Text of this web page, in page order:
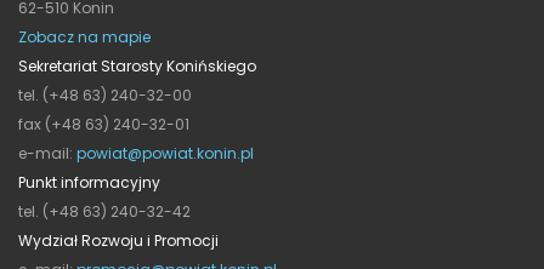
62-510 Konin
Zobacz na mapie
Sekretariat Starosty Konińskiego
tel. (+48 63) 240-32-00
fax (+48 63) 240-32-01
e-mail: powiat@powiat.konin.pl
Punkt informacyjny
tel. (+48 63) 240-32-42
Wydział Rozwoju i Promocji